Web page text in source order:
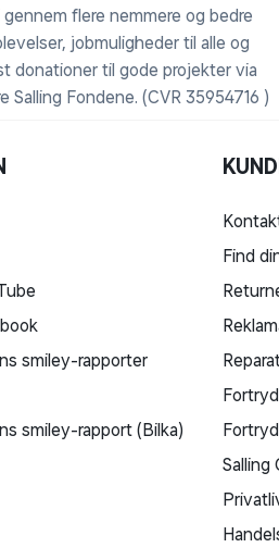
flere nemmere og bedre
jobmuligheder til alle og
donationer til gode projekter via
Salling Fondene. (CVR 35954716 )
smiley-rapporter
smiley-rapport (Bilka)
Find
Salling